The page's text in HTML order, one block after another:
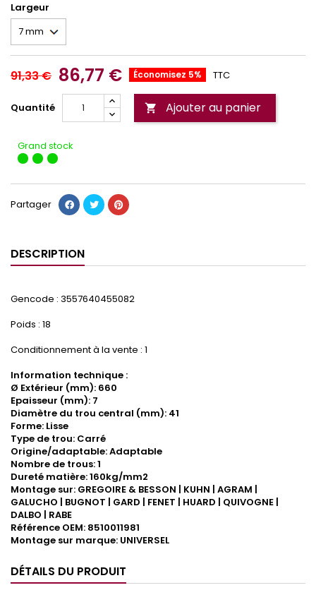
Largeur
91,33 € 86,77 € Économisez 5% TTC
Quantité  Ajouter au panier
Grand stock
Partager
DESCRIPTION
Gencode : 3557640455082
Poids : 18
Conditionnement à la vente : 1
Information technique :
Ø Extérieur (mm): 660
Epaisseur (mm): 7
Diamètre du trou central (mm): 41
Forme: Lisse
Type de trou: Carré
Origine/adaptable: Adaptable
Nombre de trous: 1
Dureté matière: 160kg/mm2
Montage sur: GREGOIRE & BESSON | KUHN | AGRAM |
GALUCHO | BUGNOT | GARD | FENET | HUARD | QUIVOGNE |
DALBO | RABE
Référence OEM: 8510011981
Montage sur marque: UNIVERSEL
DÉTAILS DU PRODUIT